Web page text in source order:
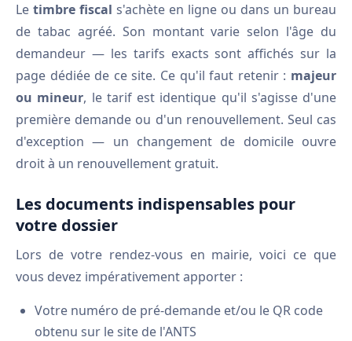
Le timbre fiscal s'achète en ligne ou dans un bureau
de tabac agréé. Son montant varie selon l'âge du
demandeur — les tarifs exacts sont affichés sur la
page dédiée de ce site. Ce qu'il faut retenir : majeur
ou mineur, le tarif est identique qu'il s'agisse d'une
première demande ou d'un renouvellement. Seul cas
d'exception — un changement de domicile ouvre
droit à un renouvellement gratuit.
Les documents indispensables pour
votre dossier
Lors de votre rendez-vous en mairie, voici ce que
vous devez impérativement apporter :
Votre numéro de pré-demande et/ou le QR code
obtenu sur le site de l'ANTS